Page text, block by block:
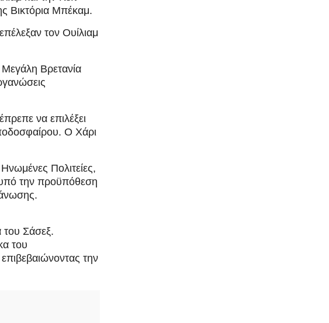
Βικτόρια Μπέκαμ.
τον Ουίλιαμ
Βρετανία
να επιλέξει
Ο Χάρι
Πολιτείες,
υπό την προϋπόθεση
του Σάσεξ.
του
την